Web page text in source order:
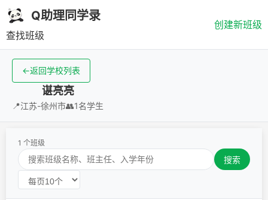
Q助理同学录
查找班级
创建新班级
←返回学校列表
谌亮亮
📍江苏-徐州市👥1名学生
1 个班级
搜索